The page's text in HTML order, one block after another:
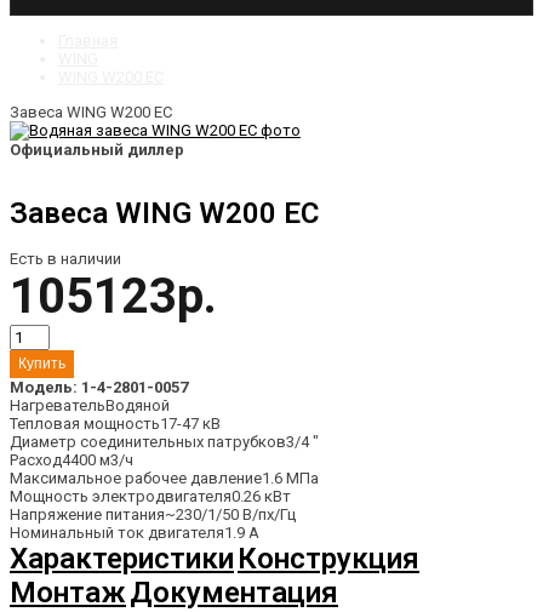
Завеса WING W200 EC
Официальный диллер
Завеса WING W200 EC
Есть в наличии
105123р.
Модель: 1-4-2801-0057
НагревательВодяной
Тепловая мощность17-47 кВ
Диаметр соединительных патрубков3/4 "
Расход4400 м3/ч
Максимальное рабочее давление1.6 МПа
Мощность электродвигателя0.26 кВт
Напряжение питания~230/1/50 В/пх/Гц
Номинальный ток двигателя1.9 А
Характеристики Конструкция
МонтажДокументация